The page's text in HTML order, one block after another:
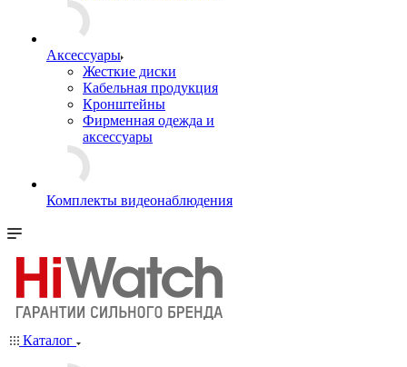
Аксессуары
Жесткие диски
Кабельная продукция
Кронштейны
Фирменная одежда и
аксессуары
Комплекты видеонаблюдения
Каталог